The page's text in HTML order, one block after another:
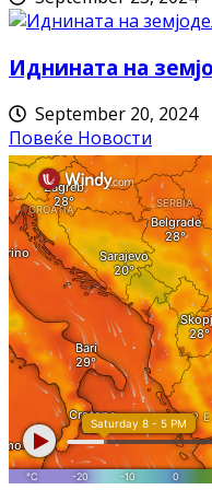
Иднината на
September 20, 2024
Повеќе Новости